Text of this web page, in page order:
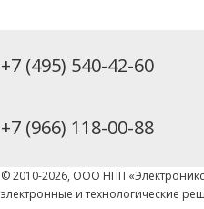
+7 (495) 540-42-60
+7 (966) 118-00-88
© 2010-2026, ООО НПП
электронные и технологические